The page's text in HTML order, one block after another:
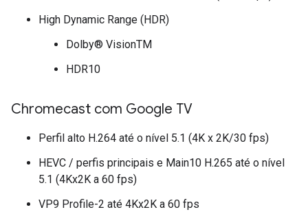
High Dynamic Range (HDR)
Dolby® VisionTM
HDR10
Chromecast com Google TV
Perfil alto H.264 até o nível 5.1 (4K x 2K/30 fps)
HEVC / perfis principais e Main10 H.265 até o nível
5.1 (4Kx2K a 60 fps)
VP9 Profile-2 até 4Kx2K a 60 fps